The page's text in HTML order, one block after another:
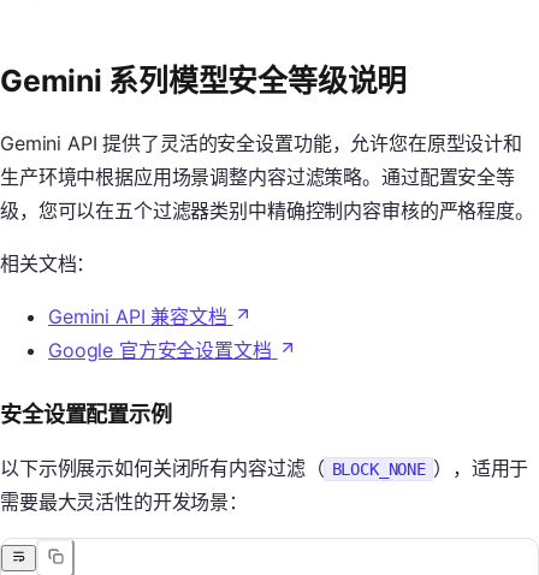
Gemini 系列模型安全等级说明
Gemini API 提供了灵活的安全设置功能，允许您在原型设计和
生产环境中根据应用场景调整内容过滤策略。通过配置安全等
级，您可以在五个过滤器类别中精确控制内容审核的严格程度。
相关文档：
Gemini API 兼容文档
Google 官方安全设置文档
安全设置配置示例
以下示例展示如何关闭所有内容过滤（ BLOCK_NONE ），适用于
需要最大灵活性的开发场景：